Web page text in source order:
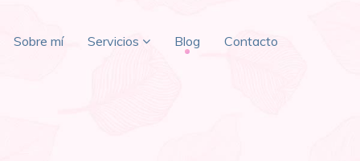
Sobre mí Servicios Blog Contacto